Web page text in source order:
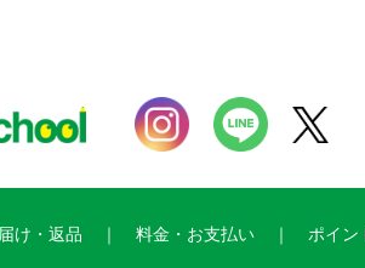
け・返品 料金・お支払い ポイン